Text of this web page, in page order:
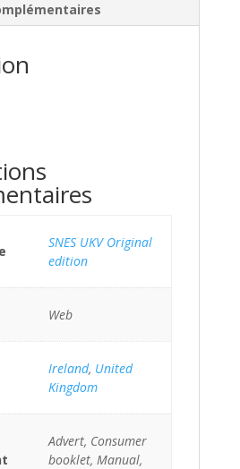
SNES UKV Original
edition
Web
Ireland, United
Kingdom
Advert, Consumer
booklet, Manual,